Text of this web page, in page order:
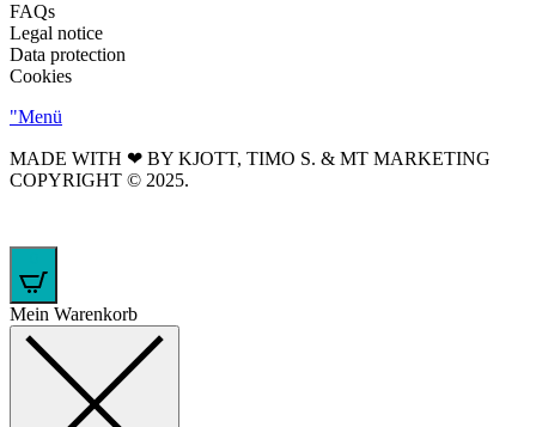
FAQs
Legal notice
Data protection
Cookies
"Menü
MADE WITH ❤ BY KJOTT, TIMO S. & MT MARKETING
COPYRIGHT © 2025.
Mein Warenkorb